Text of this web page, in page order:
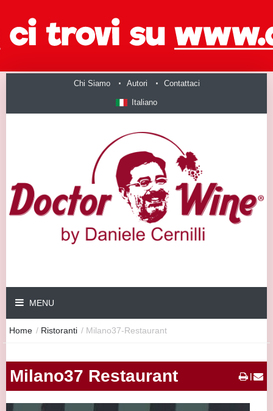
Chi Siamo Autori Contattaci
Italiano
MENU
Home / Ristoranti / Milano37-Restaurant
Milano37 Restaurant |